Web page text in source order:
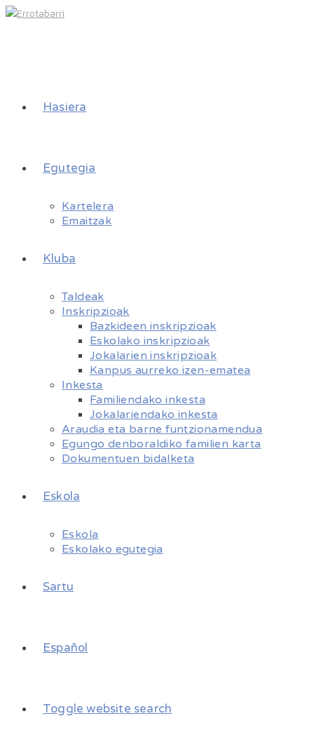
Hasiera
Egutegia
Kartelera
Emaitzak
Kluba
Taldeak
Inskripzioak
Bazkideen inskripzioak
Eskolako inskripzioak
Jokalarien inskripzioak
Kanpus aurreko izen-ematea
Inkesta
Familiendako inkesta
Jokalariendako inkesta
Araudia eta barne funtzionamendua
Egungo denboraldiko familien karta
Dokumentuen bidalketa
Eskola
Eskola
Eskolako egutegia
Sartu
Español
Toggle website search